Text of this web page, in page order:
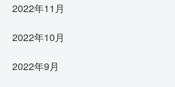
2022年11月
2022年10月
2022年9月